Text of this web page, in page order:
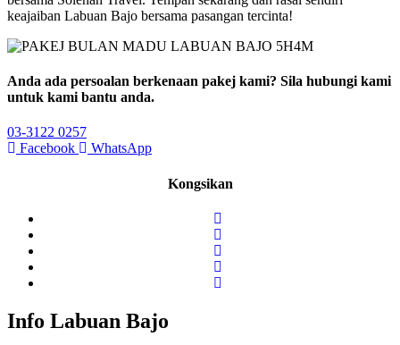
keajaiban Labuan Bajo bersama pasangan tercinta!
Anda ada persoalan berkenaan pakej kami? Sila hubungi kami
untuk kami bantu anda.
03-3122 0257
Facebook
WhatsApp
Kongsikan
Info Labuan Bajo